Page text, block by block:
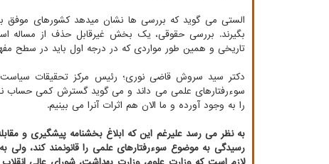
الستی می گوید که بررسی ها نشان میدهد کشورهای موفق
بگیرند. بررسی حقوقی، یک بخش غیرقابل حذف از
تاریخی و همین طور مواردی که در درجه اول باید در سطح
دکتر سید سروش قاضی نوری؛ رئیس مرکز تحقیقات
سوءرفتارهای علمی می داند و می گوید گسترش کمی حساب
را به وجود آورده و ما الان هم اثرات آنرا می بینیم.
به نظر می رسد علیرغم این که ابلاغ بخشنامه پیشگیری و
رسیدگی به موضوع سوءرفتارهای علمی را قانونمند کند، ولی